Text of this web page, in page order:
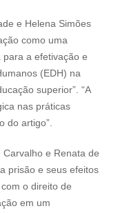
e Helena Simões
como uma
a efetivação e
(EDH) na
superior”. “A
nas práticas
do artigo”.
e Renata de
prisão e seus efeitos
o direito de
em um